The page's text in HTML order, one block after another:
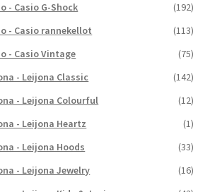
- Casio G-Shock
(192)
- Casio rannekellot
(113)
- Casio Vintage
(75)
- Leijona Classic
(142)
- Leijona Colourful
(12)
- Leijona Heartz
(1)
- Leijona Hoods
(33)
- Leijona Jewelry
(16)